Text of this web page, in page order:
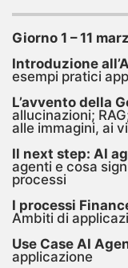
Giorno 1 – 11
Introduzione
esempi pratici
L’avvento della
allucinazioni;
alle immagini, ai
Il next step: AI
agenti e cosa
processi
I processi
Ambiti di
Use Case AI
applicazione